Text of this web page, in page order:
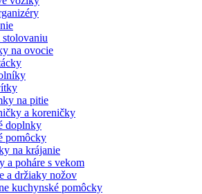
na ovocie
na pitie
a koreničky
doplnky
pomôcky
na krájanie
a poháre s vekom
a držiaky nožov
kuchynské pomôcky